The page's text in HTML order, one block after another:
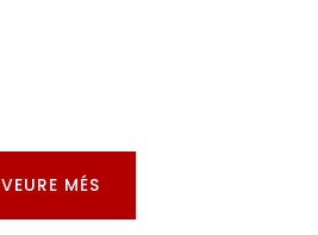
VEURE MÉS